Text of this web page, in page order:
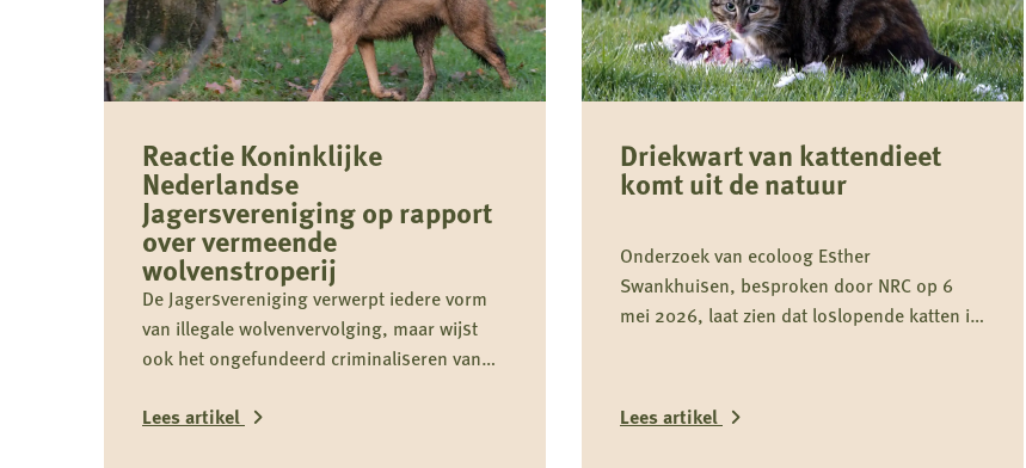
Reactie Koninklijke
Nederlandse
Jagersvereniging op rapport
over vermeende
wolvenstroperij
De Jagersvereniging verwerpt iedere vorm
van illegale wolvenvervolging, maar wijst
ook het ongefundeerd criminaliseren van
Lees artikel
Driekwart van kattendieet
komt uit de natuur
Onderzoek van ecoloog Esther
Swankhuisen, besproken door NRC op 6
mei 2026, laat zien dat loslopende katten in
onderdeel zijn van het predatiedebat. Voor
kwetsbare soorten zoals de grutto vormen
Lees artikel